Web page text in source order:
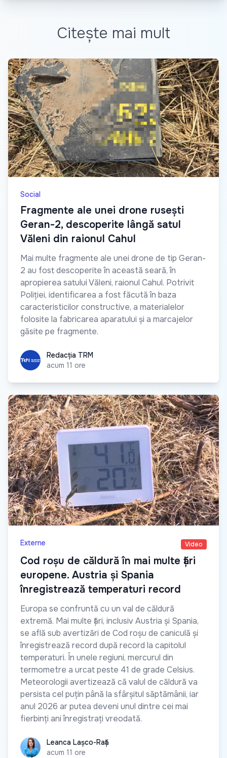
Citește mai mult
Social
Fragmente ale unei drone rusești
Geran-2, descoperite lângă satul
Văleni din raionul Cahul
Mai multe fragmente ale unei drone de tip Geran-
2 au fost descoperite în această seară, în
apropierea satului Văleni, raionul Cahul. Potrivit
Poliției, identificarea a fost făcută în baza
caracteristicilor constructive, a materialelor
folosite la fabricarea aparatului și a marcajelor
găsite pe fragmente.
Redacția TRM
Redacția TRM
acum 11 ore
Externe Video
Cod roșu de căldură în mai multe țări
europene. Austria și Spania
înregistrează temperaturi record
Europa se confruntă cu un val de căldură
extremă. Mai multe țări, inclusiv Austria și Spania,
se află sub avertizări de Cod roșu de caniculă și
înregistrează record după record la capitolul
temperaturi. În unele regiuni, mercurul din
termometre a urcat peste 41 de grade Celsius.
Meteorologii avertizează că valul de căldură va
persista cel puțin până la sfârșitul săptămânii, iar
anul 2026 ar putea deveni unul dintre cei mai
fierbinți ani înregistrați vreodată.
Leanca Lașco-Rață
Leanca Lașco-Rață
acum 11 ore